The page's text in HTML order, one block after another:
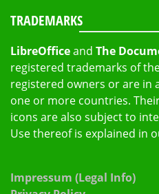
TRADEMARKS
LibreOfficeand The
registered trademarks of
registered owners or are in
one or more countries.
icons are also subject to
Use thereof is explained in
Impressum (Legal Info)